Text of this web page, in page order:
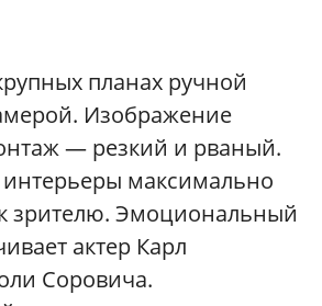
планах ручной
Изображение
— резкий и рваный.
максимально
зрителю. Эмоциональный
актер Карл
Соровича.